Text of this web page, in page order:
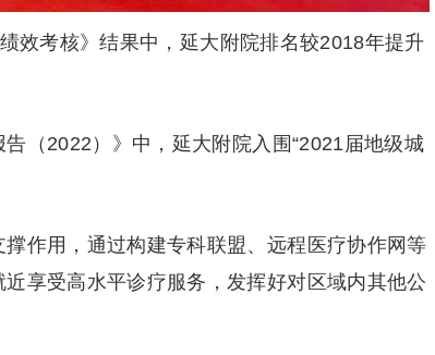
效考核》结果中，延大附院排名较2018年提升
（2022）》中，延大附院入围“2021届地级城
作用，通过构建专科联盟、远程医疗协作网等
享受高水平诊疗服务，发挥好对区域内其他公